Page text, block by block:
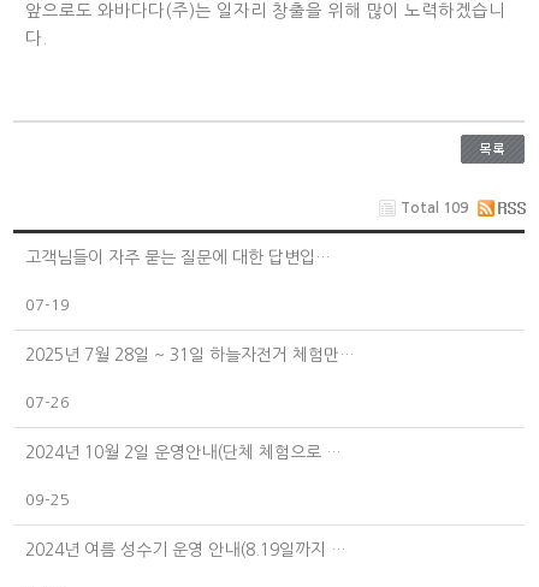
앞으로도 와바다다(주)는 일자리 창출을 위해 많이 노력하겠습니
다.
Total 109
고객님들이 자주 묻는 질문에 대한 답변입…
07-19
2025년 7월 28일 ~ 31일 하늘자전거 체험만…
07-26
2024년 10월 2일 운영안내(단체 체험으로 …
09-25
2024년 여름 성수기 운영 안내(8.19일까지 …